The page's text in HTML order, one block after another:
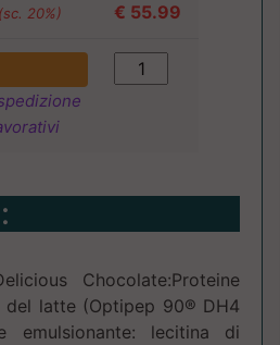
(sc. 20%)
€ 55.99
:
Chocolate:Proteine
del latte (Optipep 90® DH4
emulsionante: lecitina di